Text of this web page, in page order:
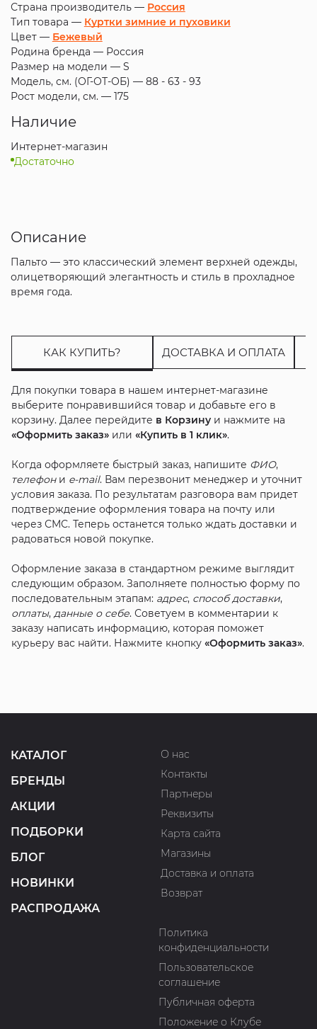
Страна производитель — Россия
Тип товара — Куртки зимние и пуховики
Цвет — Бежевый
Родина бренда — Россия
Размер на модели — S
Модель, см. (ОГ-ОТ-ОБ) — 88 - 63 - 93
Рост модели, см. — 175
Наличие
Интернет-магазин
Достаточно
Описание
Пальто — это классический элемент верхней одежды,
олицетворяющий элегантность и стиль в прохладное
время года.
КАК КУПИТЬ? ДОСТАВКА И ОПЛАТА
Для покупки товара в нашем интернет-магазине
выберите понравившийся товар и добавьте его в
корзину. Далее перейдите в Корзинуи нажмите на
«Оформить заказ»или «Купить в 1 клик».
Когда оформляете быстрый заказ, напишите ФИО,
телефони e-mail. Вам перезвонит менеджер и уточнит
условия заказа. По результатам разговора вам придет
подтверждение оформления товара на почту или
через СМС. Теперь останется только ждать доставки и
радоваться новой покупке.
Оформление заказа в стандартном режиме выглядит
следующим образом. Заполняете полностью форму по
последовательным этапам: адрес, способ доставки,
оплаты, данные о себе. Советуем в комментарии к
заказу написать информацию, которая поможет
курьеру вас найти. Нажмите кнопку «Оформить заказ».
КАТАЛОГ
БРЕНДЫ
АКЦИИ
ПОДБОРКИ
БЛОГ
НОВИНКИ
РАСПРОДАЖА
О нас
Контакты
Партнеры
Реквизиты
Карта сайта
Магазины
Доставка и оплата
Возврат
Политика
конфиденциальности
Пользовательское
соглашение
Публичная оферта
Положение о Клубе